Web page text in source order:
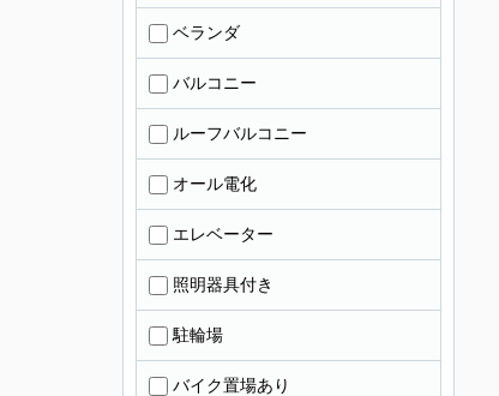
ベランダ
バルコニー
ルーフバルコニー
オール電化
エレベーター
照明器具付き
駐輪場
バイク置場あり